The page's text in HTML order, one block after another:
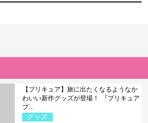
【プリキュア】旅に出たくなるようなか
わいい新作グッズが登場！ 『プリキュア
プ...
グッズ